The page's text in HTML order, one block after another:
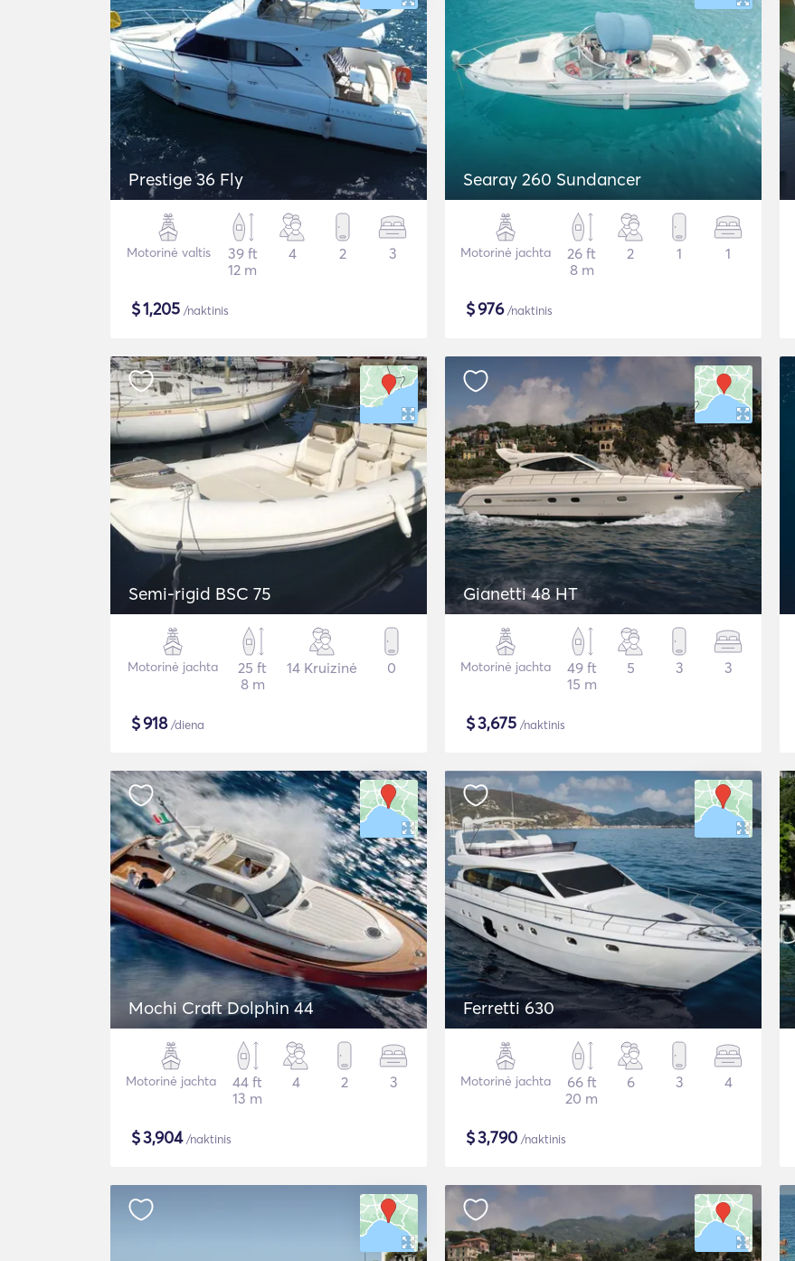
Prestige 36 Fly
Motorinė valtis
39 ft
12 m
4 2 3
$1,205 /naktinis
Searay 260 Sundancer
Motorinė jachta
26 ft
8 m
2 1 1
$976/naktinis
Semi-rigid BSC 75
Motorinė jachta
25 ft
8 m
14 Kruizinė 0
$918/diena
Gianetti 48 HT
Motorinė jachta
49 ft
15 m
5 3 3
$3,675 /naktinis
Mochi Craft Dolphin 44
Motorinė jachta
44 ft
13 m
4 2 3
$3,904/naktinis
Ferretti 630
Motorinė jachta
66 ft
20 m
6 3 4
$3,790 /naktinis